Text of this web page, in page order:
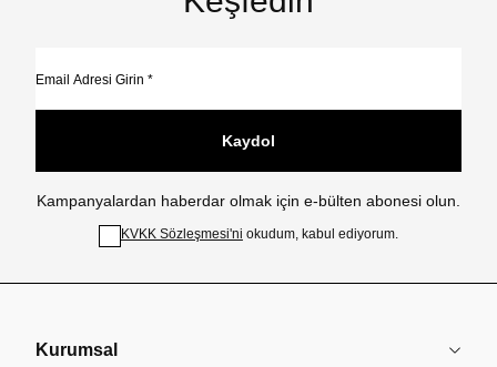
Kaydol
Kampanyalardan haberdar olmak için e-bülten abonesi olun.
KVKK Sözleşmesi'ni okudum, kabul ediyorum.
Kurumsal